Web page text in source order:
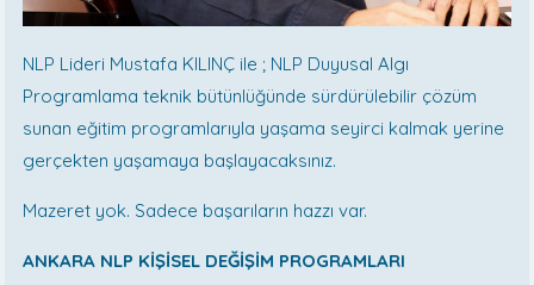
NLP Lideri Mustafa KILINÇ ile ; NLP Duyusal Algı
Programlama teknik bütünlüğünde sürdürülebilir çözüm
sunan eğitim programlarıyla yaşama seyirci kalmak yerine
gerçekten yaşamaya başlayacaksınız.
Mazeret yok. Sadece başarıların hazzı var.
ANKARA NLP KİŞİSEL DEĞİŞİM PROGRAMLARI